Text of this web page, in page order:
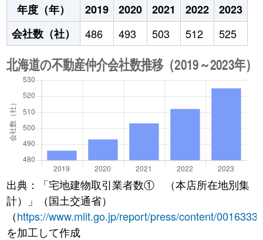
年度（年）
2019 2020 2021 2022
2023
会社数（社）
486 493 503 512 525
出典：「宅地建物取引業者数① （本店所在地別集
計）」（国土交通省）
（https://www.mlit.go.jp/report/press/content/
を加工して作成